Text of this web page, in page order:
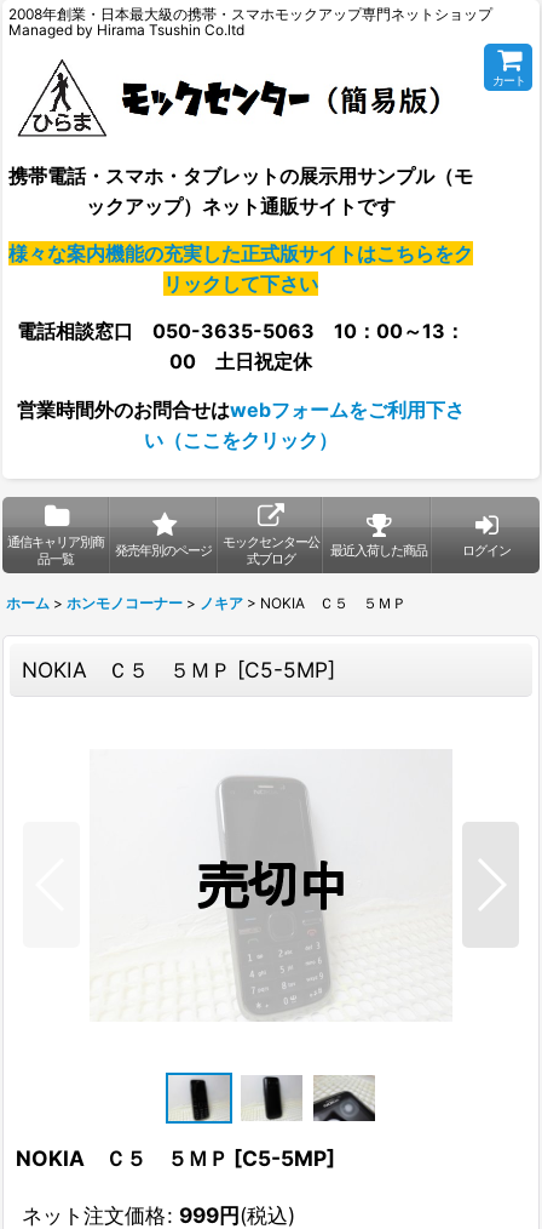
2008年創業・日本最大級の携帯・スマホモックアップ専門ネットショップ
Managed by Hirama Tsushin Co.ltd
携帯電話・スマホ・タブレットの展示用サンプル（モ
ックアップ）ネット通販サイトです
様々な案内機能の充実した正式版サイトはこちらをク
リックして下さい
電話相談窓口 050-3635-5063 10：00～13：
00 土日祝定休
営業時間外のお問合せはwebフォームをご利用下さ
い（ここをクリック）
カート
通信キャリア別商
品一覧
発売年別のページ
モックセンター公
式ブログ
最近入荷した商品 ログイン
ホーム > ホンモノコーナー > ノキア > NOKIA Ｃ５ ５ＭＰ
NOKIA Ｃ５ ５ＭＰ [C5-5MP]
NOKIA Ｃ５ ５ＭＰ [C5-5MP]
ネット注文価格: 999円(税込)